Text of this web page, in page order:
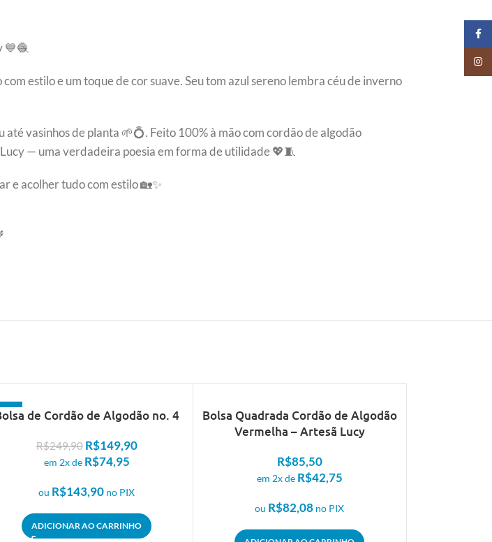
💙🧶
estilo e um toque de cor suave. Seu tom azul sereno lembra céu de inverno
vasinhos de planta 🌱💍. Feito 100% à mão com cordão de algodão
— uma verdadeira poesia em forma de utilidade 💖🧵
e acolher tudo com estilo 🏡✨
de Cordão de Algodão no. 4
R$249,90 R$149,90
em 2x de R$74,95
ou R$143,90 no PIX
ADICIONAR AO CARRINHO
Bolsa Quadrada Cordão de Algodão
Vermelha – Artesã Lucy
R$85,50
em 2x de R$42,75
ou R$82,08 no PIX